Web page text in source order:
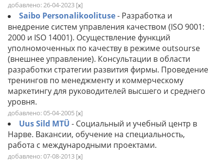
добавлено: 26-04-2023 [x]
Saibo Personalikoolituse- Разработка и
внедрение систем управления качеством (ISO 9001:
2000 и ISO 14001). Осуществление функций
уполномоченных по качеству в режиме outsourse
(внешнее управление). Консультации в области
разработки стратегии развития фирмы. Проведение
тренингов по менеджменту и коммерческому
маркетингу для руководителей высшего и среднего
уровня.
добавлено: 05-04-2005 [x]
Uus Sild MTÜ - Социальный и учебный центр в
Нарве. Вакансии, обучение на специальность,
работа с международными проектами.
добавлено: 07-08-2013 [x]